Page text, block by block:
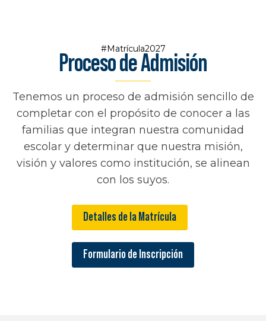
#Matrícula2027
Proceso de Admisión
Tenemos un proceso de admisión sencillo de
completar con el propósito de conocer a las
familias que integran nuestra comunidad
escolar y determinar que nuestra misión,
visión y valores como institución, se alinean
con los suyos.
Detalles de la Matrícula
Formulario de Inscripción